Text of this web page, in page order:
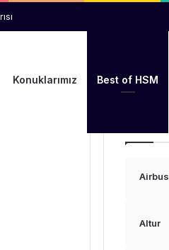
Konuklarımız Best of HSM
Airbus
Altur